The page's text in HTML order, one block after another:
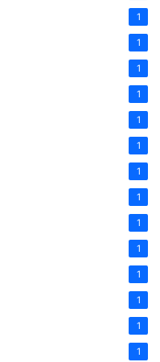
1
1
1
1
1
1
1
1
1
1
1
1
1
1